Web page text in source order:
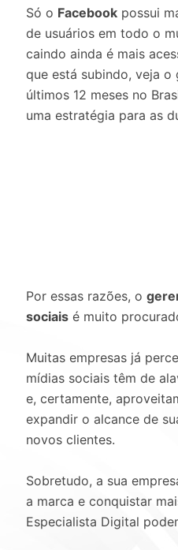
Só o Facebook possui
de usuários em todo o
caindo ainda é mais
que está subindo, veja
últimos 12 meses no
uma estratégia para as
Por essas razões, o
sociais é muito
Muitas empresas já
mídias sociais têm de
e, certamente,
expandir o alcance de
novos clientes.
Sobretudo, a sua
a marca e conquistar
Especialista Digital